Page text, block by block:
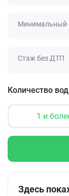
Минимальный
Стаж без ДТП
Количество
1 и
Здесь